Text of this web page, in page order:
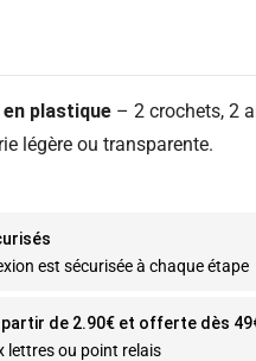
plastique – 2 crochets, 2
légère ou transparente.
est sécurisée à chaque étape
partir de 2.90€ et offerte dès
lettres ou point relais